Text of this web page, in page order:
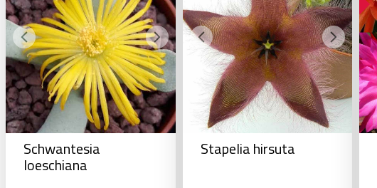
Schwantesia
loeschiana
Stapelia hirsuta